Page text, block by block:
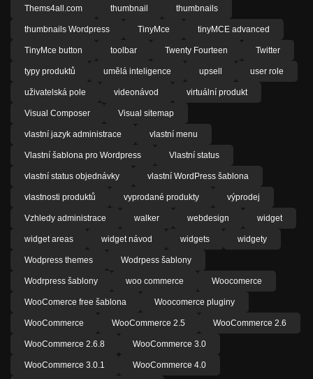
Thems4all.com thumbnail thumbnails
thumbnails Wordpress TinyMce tinyMCE advanced
TinyMce button toolbar Twenty Fourteen Twitter
typy produktů umělá inteligence upsell user role
uživatelská pole videonávod virtuální produkt
Visual Composer Visual sitemap
vlastní jazyk administrace vlastní menu
Vlastní šablona pro Wordpress Vlastní status
vlastní status objednávky vlastní WordPress šablona
vlastnosti produktů vyprodané produkty výprodej
Vzhledy administrace walker webdesign widget
widget areas widget návod widgets widgety
Wodpress themes Wodrpess šablony
Wodrpress šablony woo commerce Woocomerce
WooComerce free šablona Woocomerce pluginy
WooCommerce WooCommerce 2.5 WooCommerce 2.6
WooCommerce 2.6.8 WooCommerce 3.0
WooCommerce 3.0.1 WooCommerce 4.0